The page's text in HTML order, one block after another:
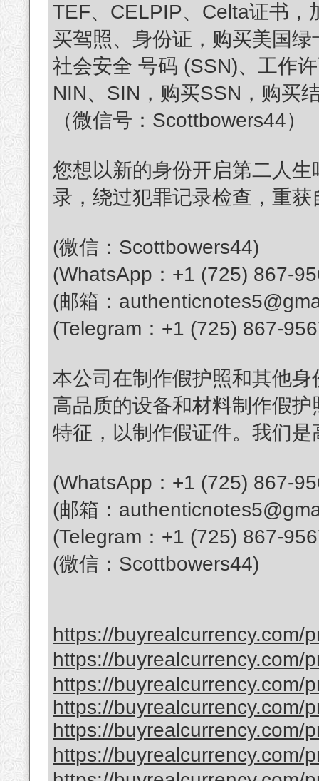
TEF、CELPIP、Celta证书，
买驾照、身份证，购买美国
社会安全 号码 (SSN)、工作
NIN、SIN，购买SSN，购买
（微信号：Scottbowers44）
您想以新的身份开启第二人
录，绕过犯罪记录检查，重获
(微信：Scottbowers44)
(WhatsApp：+1 (725) 867-
(邮箱：
(Telegram：+1 (725) 867-
本公司在制作假护照和其他
高品质的设备和材料制作假
特征，以制作假证件。我们
(WhatsApp：+1 (725) 867-
(邮箱：
(Telegram：+1 (725) 867-
(微信：Scottbowers44)
https://buyrealcurrency.com/
https://buyrealcurrency.com/
https://buyrealcurrency.com/
https://buyrealcurrency.com/
https://buyrealcurrency.com/
https://buyrealcurrency.com/